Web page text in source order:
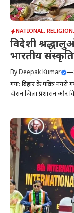
NATIONAL, RELIGION,
विदेशी
भारतीय
ByDeepak Kumar —
गया: बिहार के पवित्र
दौरान जिला प्रशासन और